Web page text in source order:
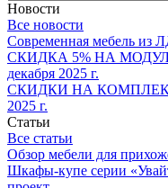
Новости
Все новости
Современная мебель из
СКИДКА 5% НА
декабря 2025 г.
СКИДКИ НА
2025 г.
Статьи
Все статьи
Обзор мебели для
Шкафы-купе серии